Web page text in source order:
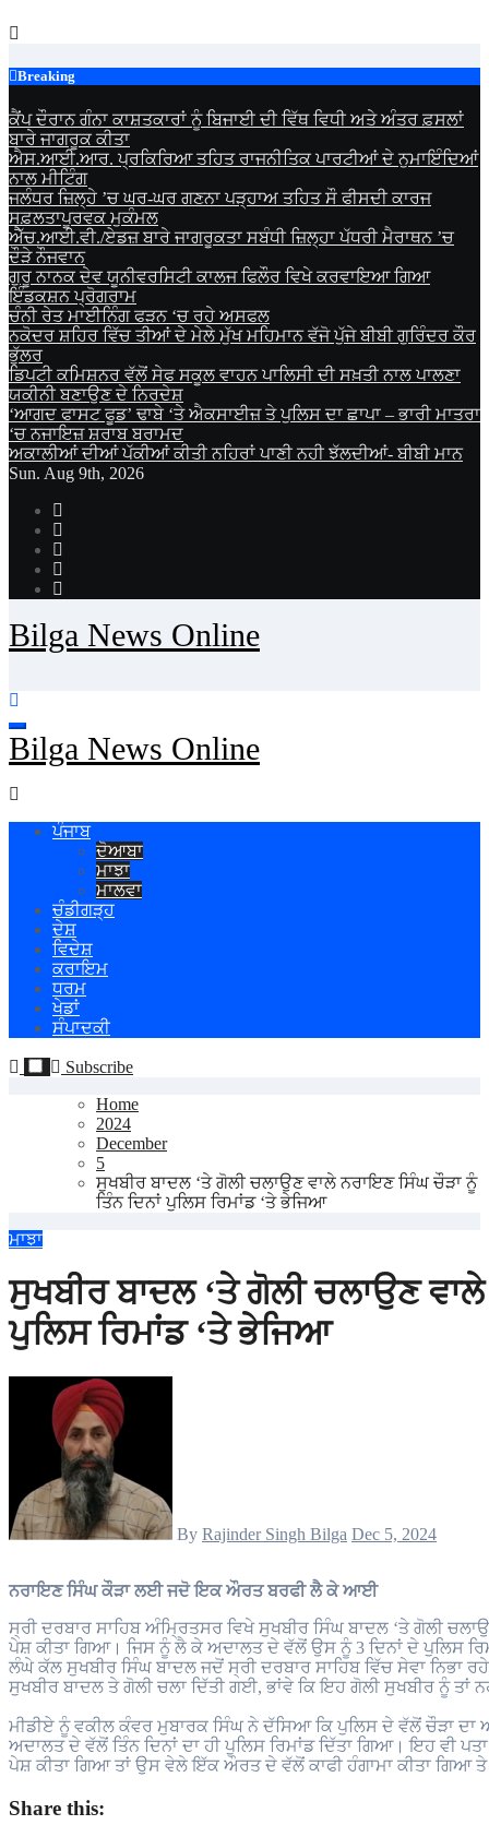
Skip
content
Breaking
ਕੈਂਪ ਦੌਰਾਨ ਗੰਨਾ ਕਾਸ਼ਤਕਾਰਾਂ ਨੂੰ ਬਿਜਾਈ ਦੀ ਵਿੱਥ ਵਿਧੀ ਅਤੇ ਅੰਤਰ ਫ਼ਸਲਾਂ
ਬਾਰੇ ਜਾਗਰੂਕ ਕੀਤਾ
ਐਸ.ਆਈ.ਆਰ. ਪ੍ਰਕਿਰਿਆ ਤਹਿਤ ਰਾਜਨੀਤਿਕ ਪਾਰਟੀਆਂ ਦੇ ਨੁਮਾਇੰਦਿਆਂ
ਨਾਲ ਮੀਟਿੰਗ
ਜਲੰਧਰ ਜ਼ਿਲ੍ਹੇ ’ਚ ਘਰ-ਘਰ ਗਣਨਾ ਪੜ੍ਹਾਅ ਤਹਿਤ ਸੌ ਫੀਸਦੀ ਕਾਰਜ
ਸਫ਼ਲਤਾਪੂਰਵਕ ਮੁਕੰਮਲ
ਐੱਚ.ਆਈ.ਵੀ./ਏਡਜ਼ ਬਾਰੇ ਜਾਗਰੂਕਤਾ ਸਬੰਧੀ ਜ਼ਿਲ੍ਹਾ ਪੱਧਰੀ ਮੈਰਾਥਨ ’ਚ
ਦੌੜੇ ਨੌਜਵਾਨ
ਗੁਰੂ ਨਾਨਕ ਦੇਵ ਯੂਨੀਵਰਸਿਟੀ ਕਾਲਜ ਫਿਲੌਰ ਵਿਖੇ ਕਰਵਾਇਆ ਗਿਆ
ਇੰਡਕਸ਼ਨ ਪ੍ਰੋਗਰਾਮ
ਚੰਨੀ ਰੇਤ ਮਾਈਨਿੰਗ ਫੜਨ ‘ਚ ਰਹੇ ਅਸਫਲ
ਨਕੋਦਰ ਸ਼ਹਿਰ ਵਿੱਚ ਤੀਆਂ ਦੇ ਮੇਲੇ ਮੁੱਖ ਮਹਿਮਾਨ ਵੱਜੋ ਪੁੱਜੇ ਬੀਬੀ ਗੁਰਿੰਦਰ ਕੌਰ
ਭੁੱਲਰ
ਡਿਪਟੀ ਕਮਿਸ਼ਨਰ ਵੱਲੋਂ ਸੇਫ ਸਕੂਲ ਵਾਹਨ ਪਾਲਿਸੀ ਦੀ ਸਖ਼ਤੀ ਨਾਲ ਪਾਲਣਾ
ਯਕੀਨੀ ਬਣਾਉਣ ਦੇ ਨਿਰਦੇਸ਼
‘ਆਗਦ ਫਾਸਟ ਫੂਡ’ ਢਾਬੇ ‘ਤੇ ਐਕਸਾਈਜ਼ ਤੇ ਪੁਲਿਸ ਦਾ ਛਾਪਾ – ਭਾਰੀ ਮਾਤਰਾ
‘ਚ ਨਜਾਇਜ਼ ਸ਼ਰਾਬ ਬਰਾਮਦ
ਅਕਾਲੀਆਂ ਦੀਆਂ ਪੱਕੀਆਂ ਕੀਤੀ ਨਹਿਰਾਂ ਪਾਣੀ ਨਹੀ ਝੱਲਦੀਆਂ- ਬੀਬੀ ਮਾਨ
Sun. Aug 9th, 2026
Bilga News Online
Bilga News Online
ਪੰਜਾਬ
ਦੋਆਬਾ
ਮਾਝਾ
ਮਾਲਵਾ
ਚੰਡੀਗੜ੍ਹ
ਦੇਸ਼
ਵਿਦੇਸ਼
ਕਰਾਇਮ
ਧਰਮ
ਖੇਡਾਂ
ਸੰਪਾਦਕੀ
Subscribe
Home
2024
December
5
ਸੁਖਬੀਰ ਬਾਦਲ ‘ਤੇ ਗੋਲੀ ਚਲਾਉਣ ਵਾਲੇ ਨਰਾਇਣ ਸਿੰਘ ਚੌੜਾ ਨੂੰ
ਤਿੰਨ ਦਿਨਾਂ ਪੁਲਿਸ ਰਿਮਾਂਡ ‘ਤੇ ਭੇਜਿਆ
ਮਾਝਾ
ਸੁਖਬੀਰ ਬਾਦਲ ‘ਤੇ ਗੋਲੀ ਚਲਾਉਣ
ਪੁਲਿਸ ਰਿਮਾਂਡ ‘ਤੇ ਭੇਜਿਆ
By Rajinder Singh Bilga Dec 5, 2024
ਨਰਾਇਣ ਸਿੰਘ ਕੌੜਾ ਲਈ ਜਦੋ ਇਕ ਔਰਤ ਬਰਫੀ ਲੈ ਕੇ ਆਈ
ਸ੍ਰੀ ਦਰਬਾਰ ਸਾਹਿਬ ਅੰਮ੍ਰਿਤਸਰ ਵਿਖੇ ਸੁਖਬੀਰ ਸਿੰਘ ਬਾਦਲ ‘ਤੇ ਗੋਲੀ
ਪੇਸ਼ ਕੀਤਾ ਗਿਆ। ਜਿਸ ਨੂੰ ਲੈ ਕੇ ਅਦਾਲਤ ਦੇ ਵੱਲੋਂ ਉਸ ਨੂੰ 3 ਦਿਨਾਂ ਦੇ ਪੁਲਿਸ
ਲੰਘੇ ਕੱਲ ਸੁਖਬੀਰ ਸਿੰਘ ਬਾਦਲ ਜਦੋਂ ਸ੍ਰੀ ਦਰਬਾਰ ਸਾਹਿਬ ਵਿੱਚ ਸੇਵਾ ਨਿਭਾ
ਸੁਖਬੀਰ ਬਾਦਲ ਤੇ ਗੋਲੀ ਚਲਾ ਦਿੱਤੀ ਗਈ, ਭਾਂਵੇ ਕਿ ਇਹ ਗੋਲੀ ਸੁਖਬੀਰ ਨੂੰ ਤਾਂ
ਮੀਡੀਏ ਨੂੰ ਵਕੀਲ ਕੰਵਰ ਮੁਬਾਰਕ ਸਿੰਘ ਨੇ ਦੱਸਿਆ ਕਿ ਪੁਲਿਸ ਦੇ ਵੱਲੋਂ ਚੌੜਾ ਦਾ
ਅਦਾਲਤ ਦੇ ਵੱਲੋਂ ਤਿੰਨ ਦਿਨਾਂ ਦਾ ਹੀ ਪੁਲਿਸ ਰਿਮਾਂਡ ਦਿੱਤਾ ਗਿਆ। ਇਹ ਵੀ
ਪੇਸ਼ ਕੀਤਾ ਗਿਆ ਤਾਂ ਉਸ ਵੇਲੇ ਇੱਕ ਔਰਤ ਦੇ ਵੱਲੋਂ ਕਾਫੀ ਹੰਗਾਮਾ ਕੀਤਾ ਗਿਆ
Share this: